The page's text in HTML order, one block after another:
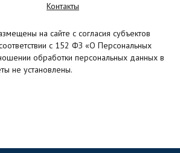
Контакты
на сайте с согласия субъектов
с 152 ФЗ «О Персональных
обработки персональных данных в
не установлены.